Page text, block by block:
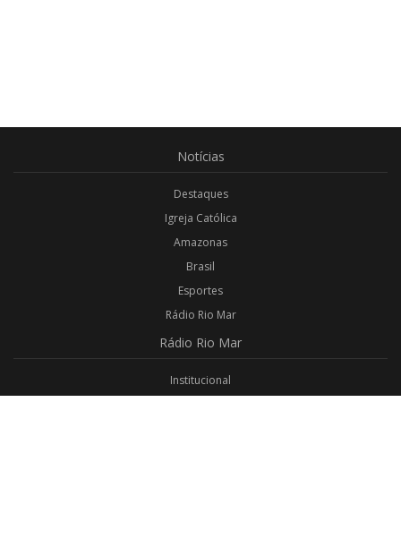
Notícias
Destaques
Igreja Católica
Amazonas
Brasil
Esportes
Rádio Rio Mar
Rádio Rio Mar
Institucional